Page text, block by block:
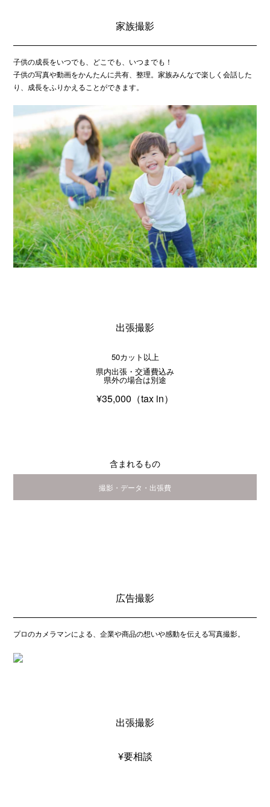
家族撮影
子供の成長をいつでも、どこでも、いつまでも！
子供の写真や動画をかんたんに共有、整理。家族みんなで楽しく会話した
り、成長をふりかえることができます。
出張撮影
50カット以上
県内出張・交通費込み
県外の場合は別途
¥35,000（tax in）
含まれるもの
撮影・データ・出張費
広告撮影
プロのカメラマンによる、企業や商品の想いや感動を伝える写真撮影。
出張撮影
¥要相談